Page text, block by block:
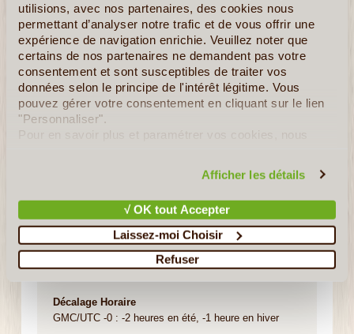
utilisions, avec nos partenaires, des cookies nous
permettant d’analyser notre trafic et de vous offrir une
expérience de navigation enrichie. Veuillez noter que
certains de nos partenaires ne demandent pas votre
consentement et sont susceptibles de traiter vos
données selon le principe de l'intérêt légitime. Vous
pouvez gérer votre consentement en cliquant sur le lien
"Personnaliser".
Pour en savoir plus et paramétrer vos cookies, nous
Afficher les détails
√ OK tout Accepter
Laissez-moi Choisir
Refuser
Régime Politique
République semi-présidentielle (14 Régions)
Devise Nationale
"Un Peuple, Un But, Une Foi"
Wolof, Peul, Sérère, Mandingue, Soninké, Diola,
Monaie Nationale
Franc CFA (XOF)
Décalage Horaire
GMC/UTC -0 : -2 heures en été, -1 heure en hiver